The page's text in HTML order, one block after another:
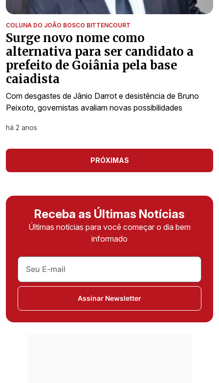
COLUNA DO JOÃO BOSCO BITTENCOURT
Surge novo nome como
alternativa para ser candidato a
prefeito de Goiânia pela base
caiadista
Com desgastes de Jânio Darrot e desistência de Bruno
Peixoto, governistas avaliam novas possibilidades
há 2 anos
PRÓXIMAS
Receba as Últimas Notícias
Últimas notícias para você começar o dia bem
informado
Assinar Newsletter